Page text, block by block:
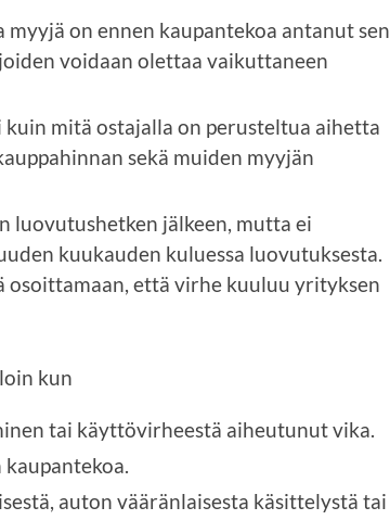
on ennen kaupantekoa antanut sen
voidaan olettaa vaikuttaneen
mitä ostajalla on perusteltua aihetta
sekä muiden myyjän
luovutushetken jälkeen, mutta ei
kuukauden kuluessa luovutuksesta.
että virhe kuuluu yrityksen
kun
tai käyttövirheestä aiheutunut vika.
auton vääränlaisesta käsittelystä tai